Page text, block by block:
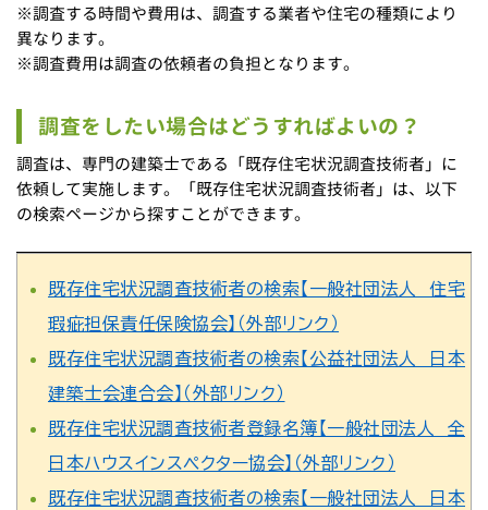
※調査する時間や費用は、調査する業者や住宅の種類により
異なります。
※調査費用は調査の依頼者の負担となります。
調査を したい場合はどうすればよいの？
調査は、専門の建築士である「既存住宅状況調査技術者」に
依頼して実施します。「既存住宅状況調査技術者」は、以下
の検索ページから探すことができます。
既存住宅状況調査技術者の検索【一般社団法人 住宅
瑕疵担保責任保険協会】（外部リンク）
既存住宅状況調査技術者の検索【公益社団法人 日本
建築士会連合会】（外部リンク）
既存住宅状況調査技術者登録名簿【一般社団法人 全
日本ハウスインスペクター協会】（外部リンク）
既存住宅状況調査技術者の検索【一般社団法人 日本